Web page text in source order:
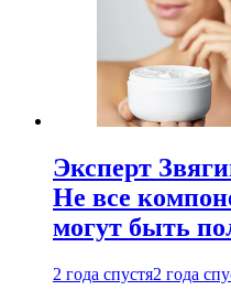
Эксперт
Не все
могут быть
2 года спустя2 года